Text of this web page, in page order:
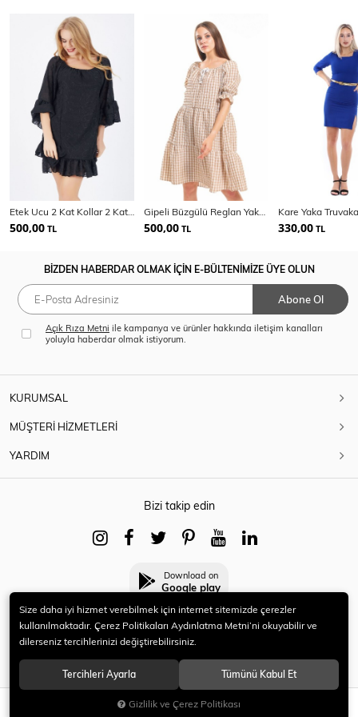
SEPETE EKLE
500,00 TL 500,00 TL 330,00 TL
BİZDEN HABERDAR OLMAK İÇİN E-BÜLTENİMİZE ÜYE OLUN
Abone Ol
Açık Rıza Metni ile kampanya ve ürünler hakkında iletişim kanalları
yoluyla haberdar olmak istiyorum.
KURUMSAL
MÜŞTERİ HİZMETLERİ
YARDIM
Bizi takip edin
Download on
Google play
© 2021 HERYENİ. Tüm hakları saklıdır.
Size daha iyi hizmet verebilmek için internet sitemizde çerezler
kullanılmaktadır. Çerez Politikaları Aydınlatma Metni’ni okuyabilir ve
dilerseniz tercihlerinizi değiştirebilirsiniz.
Tercihleri Ayarla Tümünü Kabul Et
Gizlilik ve Çerez Politikası